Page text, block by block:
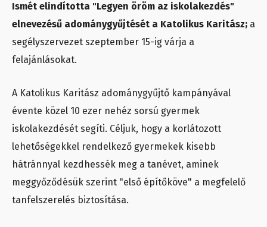
Ismét elindította "Legyen öröm az iskolakezdés"
elnevezésű adománygyűjtését a Katolikus Karitász; a
segélyszervezet szeptember 15-ig várja a
felajánlásokat.
A Katolikus Karitász adománygyűjtő kampányával
évente közel 10 ezer nehéz sorsú gyermek
iskolakezdését segíti. Céljuk, hogy a korlátozott
lehetőségekkel rendelkező gyermekek kisebb
hátránnyal kezdhessék meg a tanévet, aminek
meggyőződésük szerint "első építőköve" a megfelelő
tanfelszerelés biztosítása.